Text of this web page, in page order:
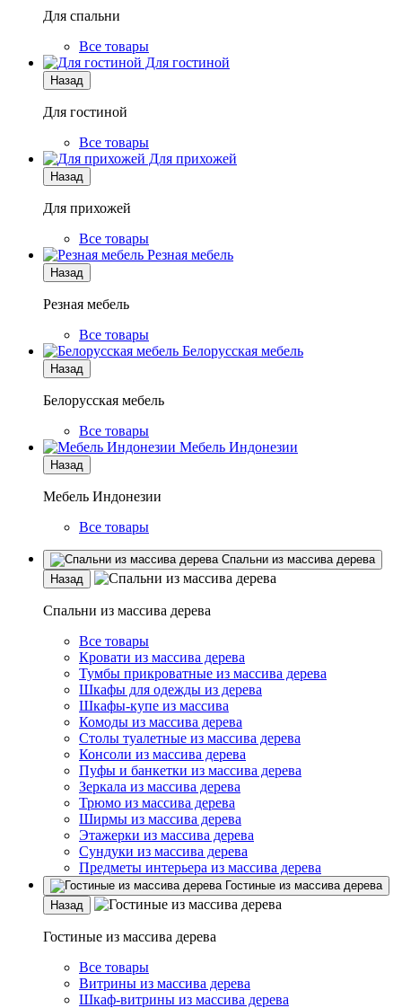
Для спальни
Все товары
Для гостиной
Назад
Для гостиной
Все товары
Для прихожей
Назад
Для прихожей
Все товары
Резная мебель
Назад
Резная мебель
Все товары
Белорусская мебель
Назад
Белорусская мебель
Все товары
Мебель Индонезии
Назад
Мебель Индонезии
Все товары
Спальни из массива дерева
Назад
Спальни из массива дерева
Все товары
Кровати из массива дерева
Тумбы прикроватные из массива дерева
Шкафы для одежды из дерева
Шкафы-купе из массива
Комоды из массива дерева
Столы туалетные из массива дерева
Консоли из массива дерева
Пуфы и банкетки из массива дерева
Зеркала из массива дерева
Трюмо из массива дерева
Ширмы из массива дерева
Этажерки из массива дерева
Сундуки из массива дерева
Предметы интерьера из массива дерева
Гостиные из массива дерева
Назад
Гостиные из массива дерева
Все товары
Витрины из массива дерева
Шкаф-витрины из массива дерева